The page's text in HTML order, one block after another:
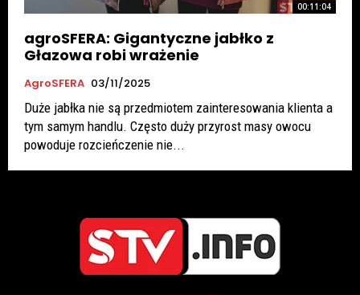
00:11:04
agroSFERA: Gigantyczne jabłko z
Głazowa robi wrażenie
AgroSFERA 03/11/2025
Duże jabłka nie są przedmiotem zainteresowania klienta a
tym samym handlu. Często duży przyrost masy owocu
powoduje rozcieńczenie nie...